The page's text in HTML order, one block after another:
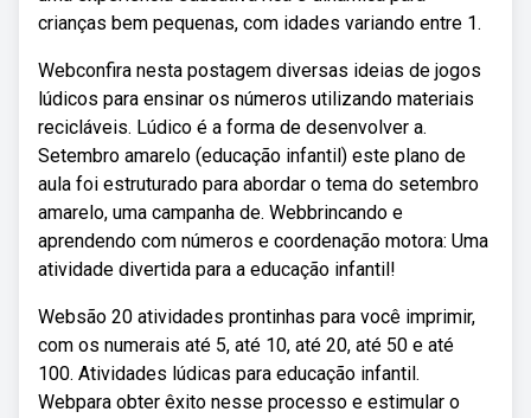
crianças bem pequenas, com idades variando entre 1.
Webconfira nesta postagem diversas ideias de jogos
lúdicos para ensinar os números utilizando materiais
recicláveis. Lúdico é a forma de desenvolver a.
Setembro amarelo (educação infantil) este plano de
aula foi estruturado para abordar o tema do setembro
amarelo, uma campanha de. Webbrincando e
aprendendo com números e coordenação motora: Uma
atividade divertida para a educação infantil!
Websão 20 atividades prontinhas para você imprimir,
com os numerais até 5, até 10, até 20, até 50 e até
100. Atividades lúdicas para educação infantil.
Webpara obter êxito nesse processo e estimular o